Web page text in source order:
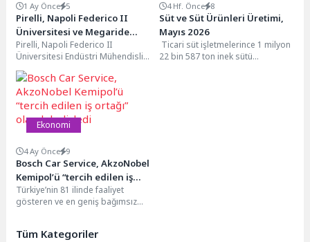
1 Ay Önce 5
Pirelli, Napoli Federico II
Üniversitesi ve Megaride
Group’tan Doğan Girişim
RideSense’in %24,99
Hissesini Satın Aldı
Pirelli, Napoli Federico II
Üniversitesi Endüstri Mühendisliği
Bölümü ve ileri mobilite
teknolojileri geliştiren MegaRide
Group...
4 Hf. Önce 8
Süt ve Süt Ürünleri Üretimi,
Mayıs 2026
Ticari süt işletmelerince 1 milyon
22 bin 587 ton inek sütü
Ekonomi
4 Ay Önce 9
Bosch Car Service, AkzoNobel
Kemipol’ü “tercih edilen iş
ortağı” olarak belirledi
Türkiye’nin 81 ilinde faaliyet
gösteren ve en geniş bağımsız
Tüm Kategoriler